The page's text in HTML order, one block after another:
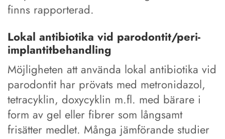
finns rapporterad.
Lokal antibiotika vid parodontit/peri-
implantitbehandling
Möjligheten att använda lokal antibiotika vid
parodontit har prövats med metronidazol,
tetracyklin, doxycyklin m.fl. med bärare i
form av gel eller fibrer som långsamt
frisätter medlet. Många jämförande studier